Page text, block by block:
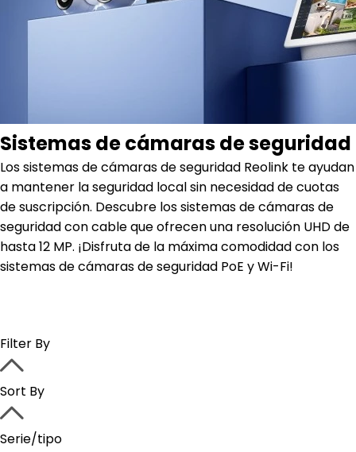
Sistemas de cámaras de seguridad
Los sistemas de cámaras de seguridad Reolink te ayudan
a mantener la seguridad local sin necesidad de cuotas
de suscripción. Descubre los sistemas de cámaras de
seguridad con cable que ofrecen una resolución UHD de
hasta 12 MP. ¡Disfruta de la máxima comodidad con los
sistemas de cámaras de seguridad PoE y Wi-Fi!
Filter By
Sort By
Serie/tipo